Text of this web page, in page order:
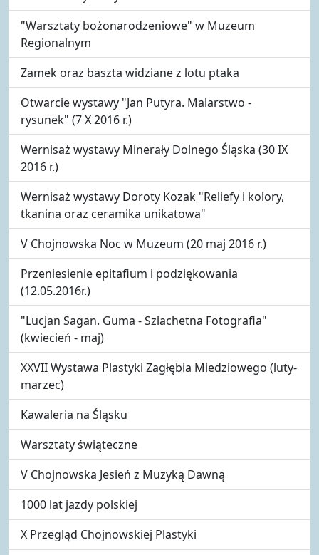
"Warsztaty bożonarodzeniowe" w Muzeum
Regionalnym
Zamek oraz baszta widziane z lotu ptaka
Otwarcie wystawy "Jan Putyra. Malarstwo -
rysunek" (7 X 2016 r.)
Wernisaż wystawy Minerały Dolnego Śląska (30 IX
2016 r.)
Wernisaż wystawy Doroty Kozak "Reliefy i kolory,
tkanina oraz ceramika unikatowa"
V Chojnowska Noc w Muzeum (20 maj 2016 r.)
Przeniesienie epitafium i podziękowania
(12.05.2016r.)
"Lucjan Sagan. Guma - Szlachetna Fotografia"
(kwiecień - maj)
XXVII Wystawa Plastyki Zagłębia Miedziowego (luty-
marzec)
Kawaleria na Śląsku
Warsztaty świąteczne
V Chojnowska Jesień z Muzyką Dawną
1000 lat jazdy polskiej
X Przegląd Chojnowskiej Plastyki